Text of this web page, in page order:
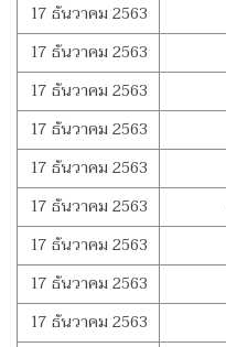
17 ธันวาคม 2563
17 ธันวาคม 2563
17 ธันวาคม 2563
17 ธันวาคม 2563
17 ธันวาคม 2563
17 ธันวาคม 2563
17 ธันวาคม 2563
17 ธันวาคม 2563
17 ธันวาคม 2563